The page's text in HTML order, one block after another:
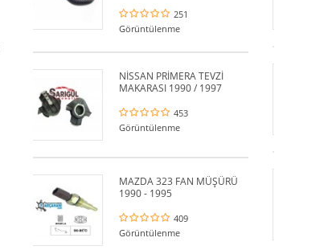
251
Görüntülenme
NİSSAN PRİMERA TEVZİ
MAKARASI 1990 / 1997
453
Görüntülenme
MAZDA 323 FAN MÜŞÜRÜ
1990 - 1995
409
Görüntülenme